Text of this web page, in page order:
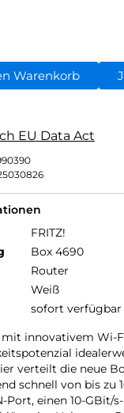
Warenkorb
EU Data Act
FRITZ!
Box 4690
Router
Weiß
sofort verfügbar
mit innovativem Wi-
verteilt die neue
schnell von bis zu
Port, einen 10-GBit/